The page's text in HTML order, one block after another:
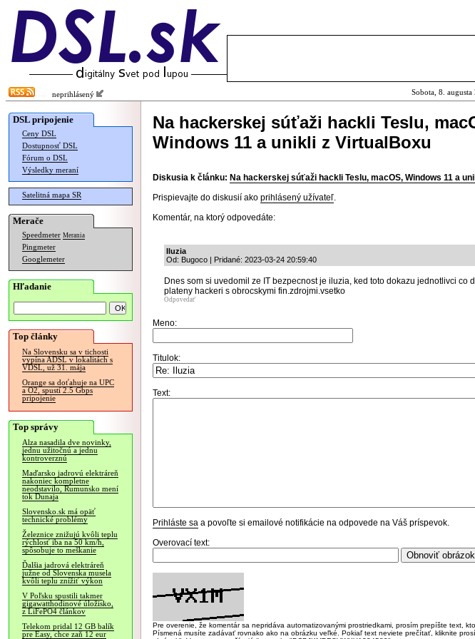
neprihlásený Sobota, 8.
DSL pripojenie
Ceny DSL
Dostupnosť DSL
Fórum o DSL
Výsledky meraní
Satelitná mapa SR
Merače
Speedmeter Merania
Pingmeter
Googlemeter
Hľadanie
Top články
Na Slovensku sa v tichosti
vypína ADSL v lokalitách s
VDSL, už 31. mája
Orange sa doťahuje na UPC
a O2, spustí 2.5 Gbps
pripojenie
Top správy
Alza nasadila dve novinky,
jednu užitočnú a jednu
kontroverznú
Maďarsko jadrovú elektráreň
nakoniec kompletne
neodstavilo, Rumunsko mení
tok Dunaja
Slovensko.sk má opäť
technické problémy
Železnice znižujú kvôli teplu
rýchlosť iba na 50 km/h,
spôsobuje to meškanie
Ďalšia jadrová elektráreň
južne od Slovenska musela
kvôli teplu znížiť výkon
V Poľsku spustili takmer
gigawatthodinové úložisko,
z LiFePO4 článkov
Telekom pridal 12 GB balík
pre Easy, chce zaň 12 eur
Na hackerskej súťaži hackli Teslu,
Windows 11 a unikli z VirtualBoxu
Diskusia k článku: Na hackerskej súťaži hackli Teslu, macOS, Windows 11 a
Prispievajte do diskusií ako prihlásený užívateľ.
Komentár, na ktorý odpovedáte:
Iluzia
Od: Bugoco | Pridané: 2023-03-24 20:59:40
Dnes som si uvedomil ze IT bezpecnost je iluzia, ked toto dokazu jednotlivci co
plateny hackeri s obrocskymi fin.zdrojmi.vsetko
Odpovedať
Meno:
Titulok:
Text:
Prihláste sa a povoľte si emailové notifikácie na odpovede na Váš príspevok.
Overovací text:
Pre overenie, že komentár sa nepridáva automatizovanými prostriedkami, prosím prepíšte text,
Písmená musíte zadávať rovnako ako na obrázku veľké. Pokiaľ text neviete prečítať, kliknite